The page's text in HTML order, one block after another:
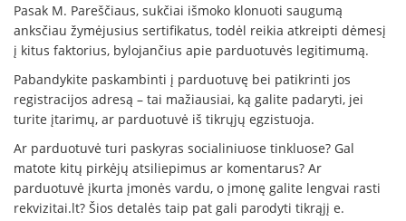
Pasak M. Pareščiaus, sukčiai išmoko klonuoti saugumą
anksčiau žymėjusius sertifikatus, todėl reikia atkreipti dėmesį
į kitus faktorius, bylojančius apie parduotuvės legitimumą.
Pabandykite paskambinti į parduotuvę bei patikrinti jos
registracijos adresą – tai mažiausiai, ką galite padaryti, jei
turite įtarimų, ar parduotuvė iš tikrųjų egzistuoja.
Ar parduotuvė turi paskyras socialiniuose tinkluose? Gal
matote kitų pirkėjų atsiliepimus ar komentarus? Ar
parduotuvė įkurta įmonės vardu, o įmonę galite lengvai rasti
rekvizitai.lt? Šios detalės taip pat gali parodyti tikrąjį e.